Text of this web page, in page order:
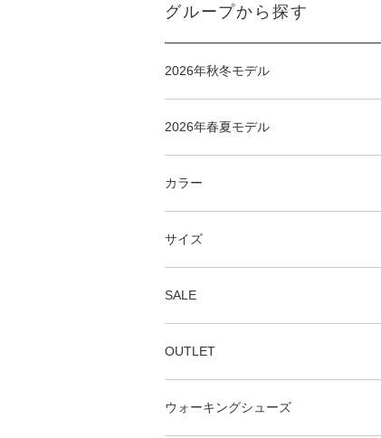
グループから探す
2026年秋冬モデル
2026年春夏モデル
カラー
サイズ
SALE
OUTLET
ウォーキングシューズ